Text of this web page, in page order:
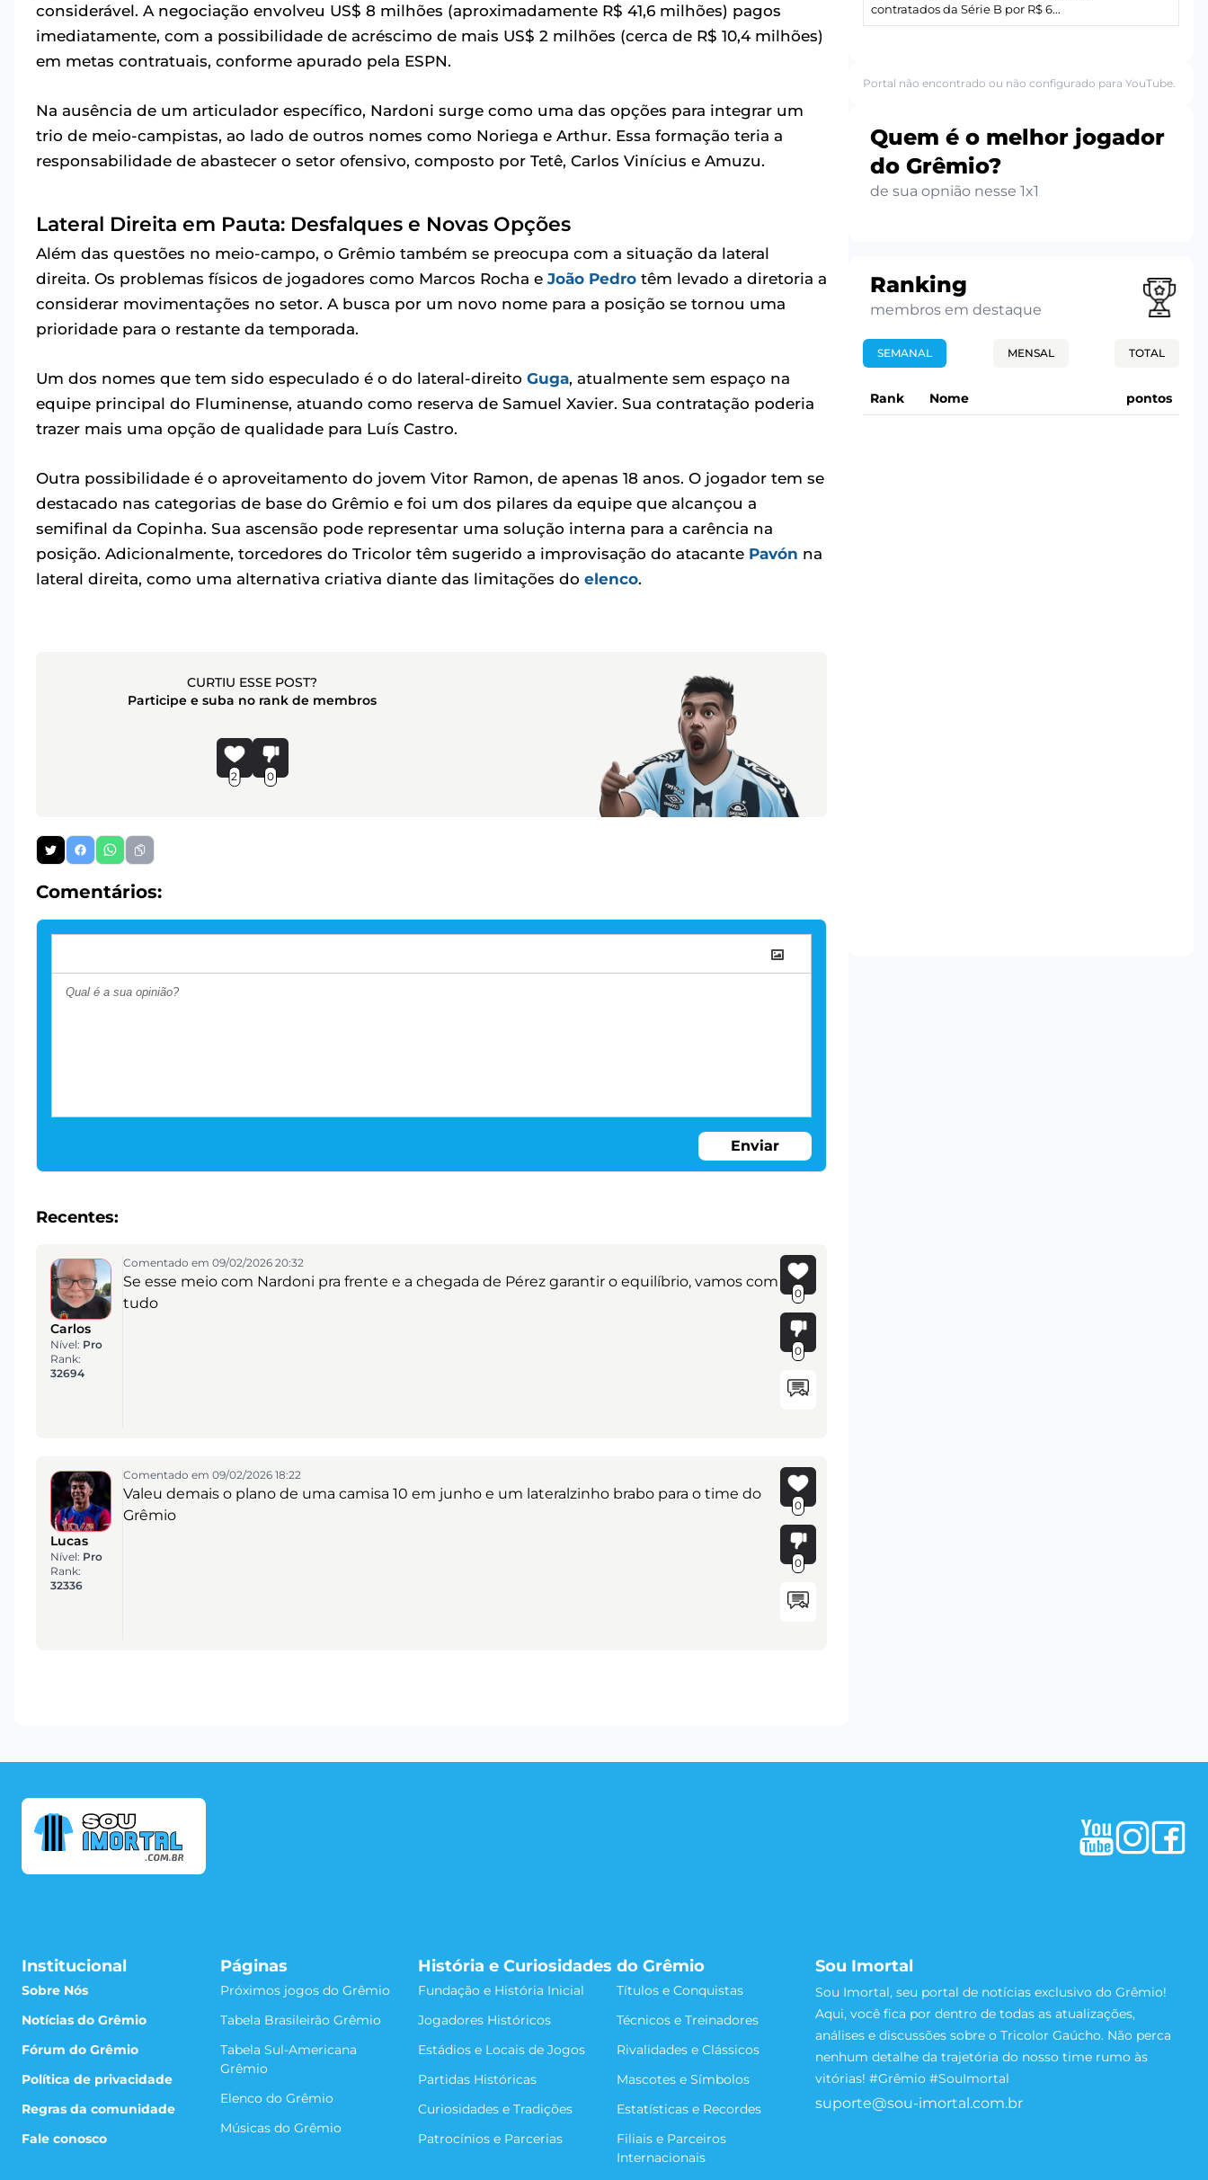
considerável. A negociação envolveu US$ 8 milhões (aproximadamente R$ 41,6 milhões) pagos
imediatamente, com a possibilidade de acréscimo de mais US$ 2 milhões (cerca de R$ 10,4 milhões)
em metas contratuais, conforme apurado pela ESPN.
Na ausência de um articulador específico, Nardoni surge como uma das opções para integrar um
trio de meio-campistas, ao lado de outros nomes como Noriega e Arthur. Essa formação teria a
responsabilidade de abastecer o setor ofensivo, composto por Tetê, Carlos Vinícius e Amuzu.
Lateral Direita em Pauta: Desfalques e Novas Opções
Além das questões no meio-campo, o Grêmio também se preocupa com a situação da lateral
direita. Os problemas físicos de jogadores como Marcos Rocha e João Pedro têm levado a diretoria a
considerar movimentações no setor. A busca por um novo nome para a posição se tornou uma
prioridade para o restante da temporada.
Um dos nomes que tem sido especulado é o do lateral-direito Guga, atualmente sem espaço na
equipe principal do Fluminense, atuando como reserva de Samuel Xavier. Sua contratação poderia
trazer mais uma opção de qualidade para Luís Castro.
Outra possibilidade é o aproveitamento do jovem Vitor Ramon, de apenas 18 anos. O jogador tem se
destacado nas categorias de base do Grêmio e foi um dos pilares da equipe que alcançou a
semifinal da Copinha. Sua ascensão pode representar uma solução interna para a carência na
posição. Adicionalmente, torcedores do Tricolor têm sugerido a improvisação do atacante Pavón na
lateral direita, como uma alternativa criativa diante das limitações do elenco.
CURTIU ESSE POST?
Participe e suba no rank de membros
2 0
Comentários:
Enviar
Recentes:
Carlos
Nível: Pro
Rank:
32694
Comentado em 09/02/2026 20:32
Se esse meio com Nardoni pra frente e a chegada de Pérez garantir o equilíbrio, vamos com
tudo
0
0
Lucas
Nível: Pro
Rank:
32336
Comentado em 09/02/2026 18:22
Valeu demais o plano de uma camisa 10 em junho e um lateralzinho brabo para o time do
Grêmio
0
0
contratados da Série B por R$ 6...
Portal não encontrado ou não configurado para YouTube.
Quem é o melhor jogador
do Grêmio?
de sua opnião nesse 1x1
Ranking
membros em destaque
SEMANAL MENSAL TOTAL
Rank Nome pontos
Institucional
Sobre Nós
Notícias do Grêmio
Fórum do Grêmio
Política de privacidade
Regras da comunidade
Fale conosco
Páginas
Próximos jogos do Grêmio
Tabela Brasileirão Grêmio
Tabela Sul-Americana
Grêmio
Elenco do Grêmio
Músicas do Grêmio
História e Curiosidades do Grêmio
Fundação e História Inicial
Títulos e Conquistas
Jogadores Históricos
Técnicos e Treinadores
Estádios e Locais de Jogos
Rivalidades e Clássicos
Partidas Históricas
Mascotes e Símbolos
Curiosidades e Tradições
Estatísticas e Recordes
Patrocínios e Parcerias
Filiais e Parceiros
Internacionais
Sou Imortal
Sou Imortal, seu portal de notícias exclusivo do Grêmio!
Aqui, você fica por dentro de todas as atualizações,
análises e discussões sobre o Tricolor Gaúcho. Não perca
nenhum detalhe da trajetória do nosso time rumo às
vitórias! #Grêmio #SouImortal
suporte@sou-imortal.com.br